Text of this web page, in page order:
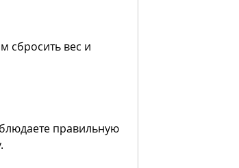
сбросить вес и
правильную